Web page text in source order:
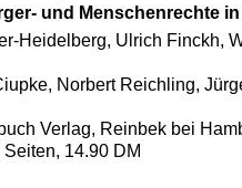
und Menschenrechte
Heidelberg, Ulrich Finckh,
Norbert Reichling,
Verlag, Reinbek bei
14.90 DM